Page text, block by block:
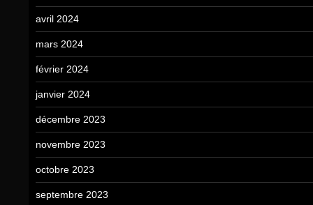
avril 2024
mars 2024
février 2024
janvier 2024
décembre 2023
novembre 2023
octobre 2023
septembre 2023